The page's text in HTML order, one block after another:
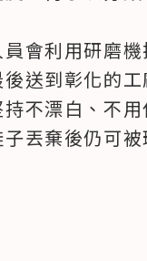
會利用研磨
送到彰化的
不漂白、不用
丟棄後仍可